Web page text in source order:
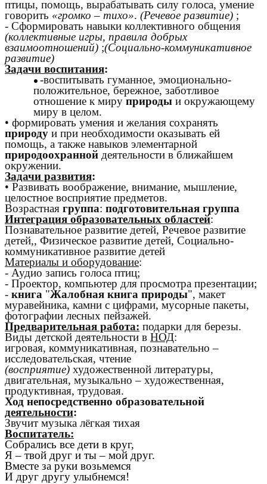
птицы, помощь, вырабатывать силу голоса, умение
говорить «громко – тихо». (Речевое развитие) ;
- Сформировать навыки коллективного общения
(коллективные игры, правила добрых
взаимоотношений) ;(Социально-коммуникативное
развитие)
Задачи воспитания:
-воспитывать гуманное, эмоционально-
положительное, бережное, заботливое
отношение к миру природы и окружающему
миру в целом.
• формировать умения и желания сохранять
природу и при необходимости оказывать ей
помощь, а также навыков элементарной
природоохранной деятельности в ближайшем
окружении.
Задачи развития:
• Развивать воображение, внимание, мышление,
целостное восприятие предметов.
Возрастная группа: подготовительная группа
Интеграция образовательных областей:
Познавательное развитие детей, Речевое развитие
детей,, Физическое развитие детей, Социально-
коммуникативное развитие детей
Материалы и оборудование:
- Аудио запись голоса птиц;
- Проектор, компьютер для просмотра презентации;
- книга "Жалобная книга природы", макет
муравейника, камни с цифрами, мусорные пакеты,
фотографии лесных пейзажей.
Предварительная работа: подарки для березы.
Виды детской деятельности в НОД:
игровая, коммуникативная, познавательно –
исследовательская, чтение
(восприятие) художественной литературы,
двигательная, музыкально – художественная,
продуктивная, трудовая.
Ход непосредственно образовательной
деятельности:
Звучит музыка лёгкая тихая
Воспитатель:
Собрались все дети в круг,
Я – твой друг и ты – мой друг.
Вместе за руки возьмемся
И друг другу улыбнемся!